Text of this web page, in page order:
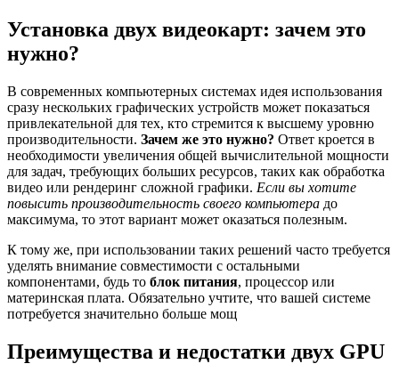
Установка двух видеокарт: зачем это
нужно?
В современных компьютерных системах идея использования
сразу нескольких графических устройств может показаться
привлекательной для тех, кто стремится к высшему уровню
производительности. Зачем же это нужно? Ответ кроется в
необходимости увеличения общей вычислительной мощности
для задач, требующих больших ресурсов, таких как обработка
видео или рендеринг сложной графики. Если вы хотите
повысить производительность своего компьютера до
максимума, то этот вариант может оказаться полезным.
К тому же, при использовании таких решений часто требуется
уделять внимание совместимости с остальными
компонентами, будь то блок питания, процессор или
материнская плата. Обязательно учтите, что вашей системе
потребуется значительно больше мощ
Преимущества и недостатки двух GPU